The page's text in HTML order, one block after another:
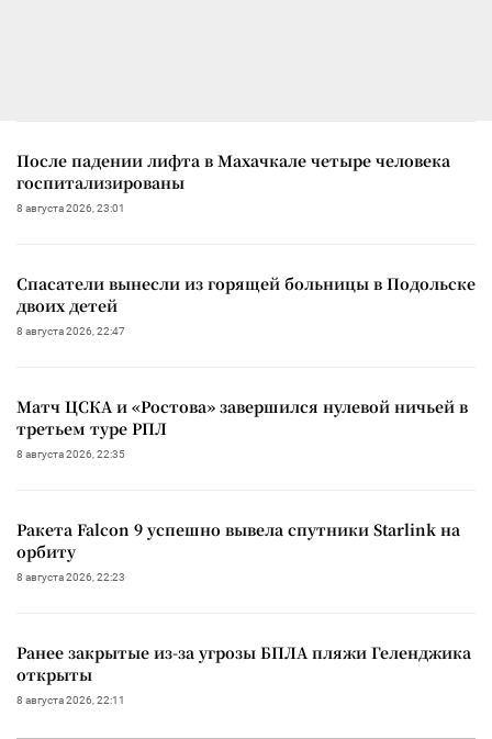
После падении лифта в Махачкале четыре человека
госпитализированы
8 августа 2026, 23:01
Спасатели вынесли из горящей больницы в Подольске
двоих детей
8 августа 2026, 22:47
Матч ЦСКА и «Ростова» завершился нулевой ничьей в
третьем туре РПЛ
8 августа 2026, 22:35
Ракета Falcon 9 успешно вывела спутники Starlink на
орбиту
8 августа 2026, 22:23
Ранее закрытые из-за угрозы БПЛА пляжи Геленджика
открыты
8 августа 2026, 22:11